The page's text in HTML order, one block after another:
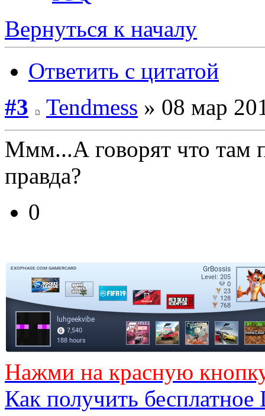
Вернуться к началу
Ответить с цитатой
#3
Tendmess » 08 мар
Ммм...А говорят что там
правда?
0
Нажми на красную
Как получить